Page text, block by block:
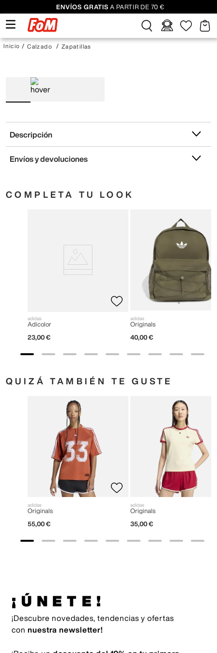
ENVÍOS GRATIS A PARTIR DE 70 €
Calzado Zapatillas
Descripción
Envíos y devoluciones
COMPLETA TU LOOK
adidas
Adicolor
23,00 €
adidas
Originals
40,00 €
QUIZÁ TAMBIÉN TE GUSTE
adidas
Originals
55,00 €
adidas
Originals
35,00 €
¡ÚNETE!
¡Descubre novedades, tendencias y ofertas
con nuestra newsletter!